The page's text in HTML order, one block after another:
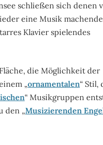
schließen sich denen
eine Musik machende
Klavier spielendes
die Möglichkeit der
„ornamentalen“ Stil,
“ Musikgruppen
den „Musizierenden